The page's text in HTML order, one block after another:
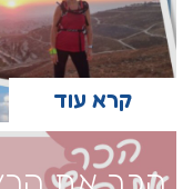
קרא עוד